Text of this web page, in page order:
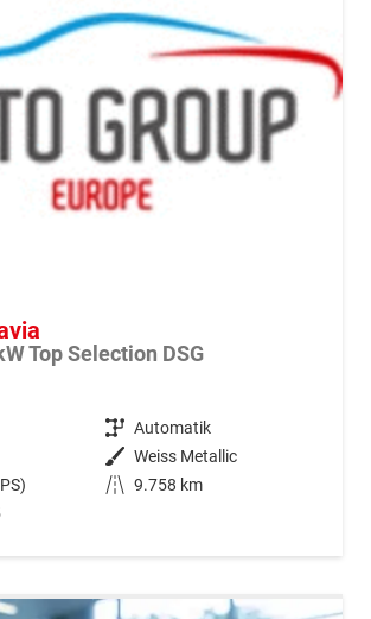
Top Selection DSG
Getriebe Automatik
Außenfarbe Weiss Metallic
Kilometerstand 9.758 km